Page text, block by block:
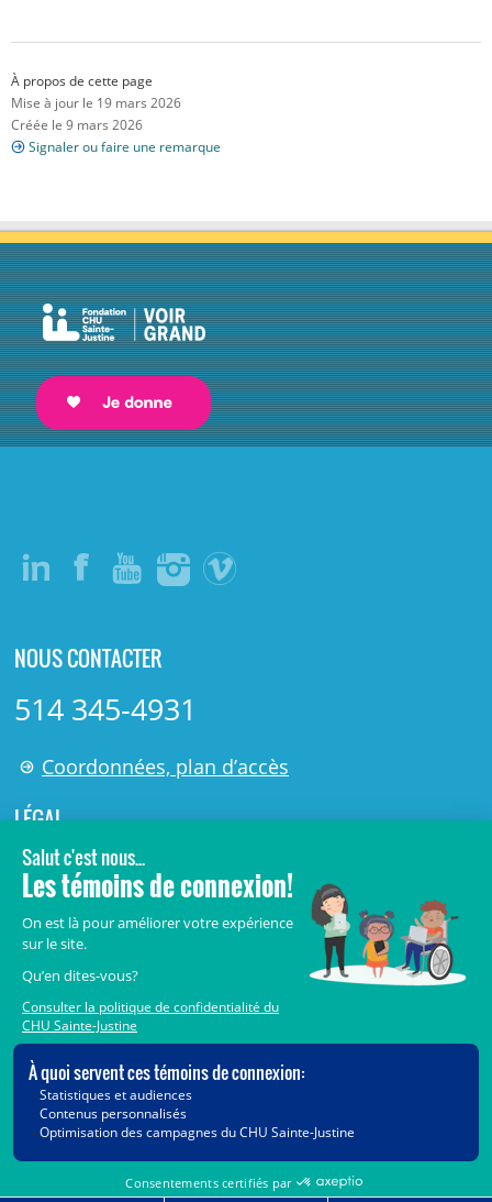
À propos de cette page
Mise à jour le 19 mars 2026
Créée le 9 mars 2026
Signaler ou faire une remarque
NOUS CONTACTER
514 345-4931
Coordonnées, plan d’accès
LÉGAL
© 2006-2026Centre de recherche Azrieli du CHU Sainte-
Justine.
Avis légaux